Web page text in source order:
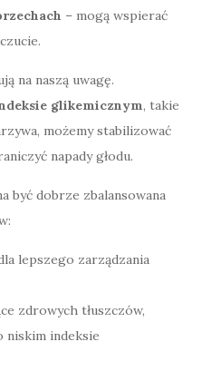
– mogą wspierać
na naszą uwagę.
glikemicznym, takie
możemy stabilizować
napady głodu.
być dobrze zbalansowana
lepszego zarządzania
zdrowych tłuszczów,
niskim indeksie